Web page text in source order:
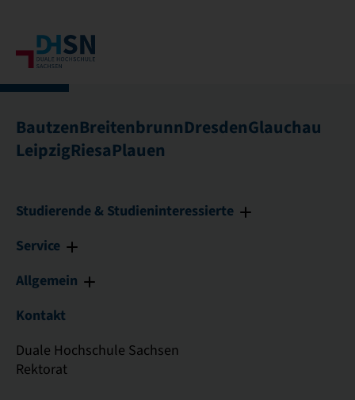
BautzenBreitenbrunnDresdenGlauchau
LeipzigRiesaPlauen
Studierende & Studieninteressierte
Service
Allgemein
Kontakt
Duale Hochschule Sachsen
Rektorat